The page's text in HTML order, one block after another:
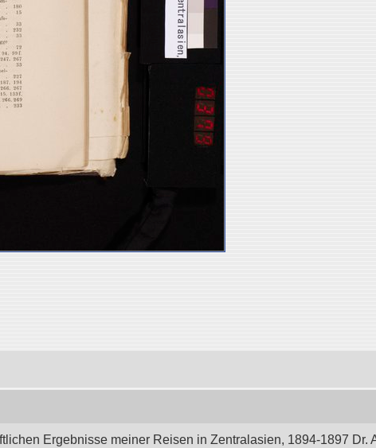
Ergebnisse meiner Reisen in Zentralasien, 1894-1897 Dr.